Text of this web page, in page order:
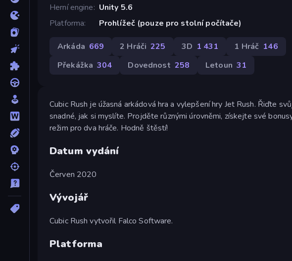
Herní engine
Unity 5.6
Platforma
Prohlížeč (pouze pro stolní počítače)
Arkáda 669 2 Hráči 225 3D 1 431 1 Hráč 146
Překážka 304 Dovednost 258 Letoun 31
Cubic Rush je úžasná arkádová hra a vylepšení hry Jet Rush. Řiďte
snadné, jak si myslíte. Projděte různými úrovněmi, získejte své
režim pro dva hráče. Hodně štěstí!
Datum vydání
Červen 2020
Vývojář
Cubic Rush vytvořil Falco Software.
Platforma